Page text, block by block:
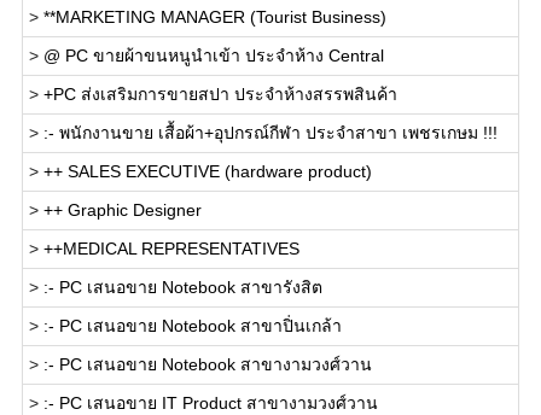
> **MARKETING MANAGER (Tourist Business)
> @ PC ขายผ้าขนหนูนำเข้า ประจำห้าง Central
> +PC ส่งเสริมการขายสปา ประจำห้างสรรพสินค้า
> :- พนักงานขาย เสื้อผ้า+อุปกรณ์กีฬา ประจำสาขา เพชรเกษม !!!
> ++ SALES EXECUTIVE (hardware product)
> ++ Graphic Designer
> ++MEDICAL REPRESENTATIVES
> :- PC เสนอขาย Notebook สาขารังสิต
> :- PC เสนอขาย Notebook สาขาปิ่นเกล้า
> :- PC เสนอขาย Notebook สาขางามวงศ์วาน
> :- PC เสนอขาย IT Product สาขางามวงศ์วาน